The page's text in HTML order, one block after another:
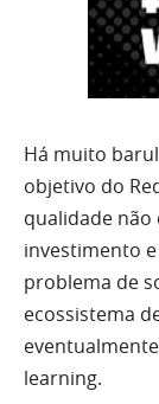
Há muito
objetivo do
qualidade
investimento
problema de
ecossistema
learning.